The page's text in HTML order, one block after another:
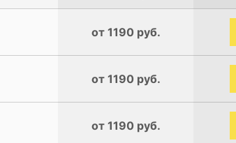
от 1190 руб.
от 1190 руб.
от 1190 руб.